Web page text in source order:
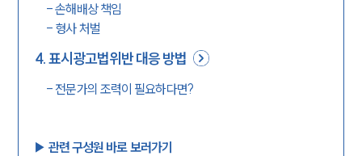
-손해배상 책임
- 형사 처벌
4.표시광고법위반 대응 방법
- 전문가의 조력이 필요하다면?
▶︎ 관련 구성원 바로 보러가기